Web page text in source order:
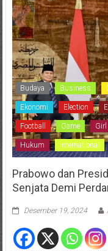
Budaya Business
Ekonomi Election
Football Game Girl
Hukum International
Prabowo dan
Senjata Demi
Desember 19, 2024